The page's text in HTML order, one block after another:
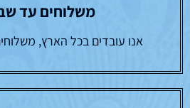
משלוחים עד
אנו עובדים בכל הארץ,